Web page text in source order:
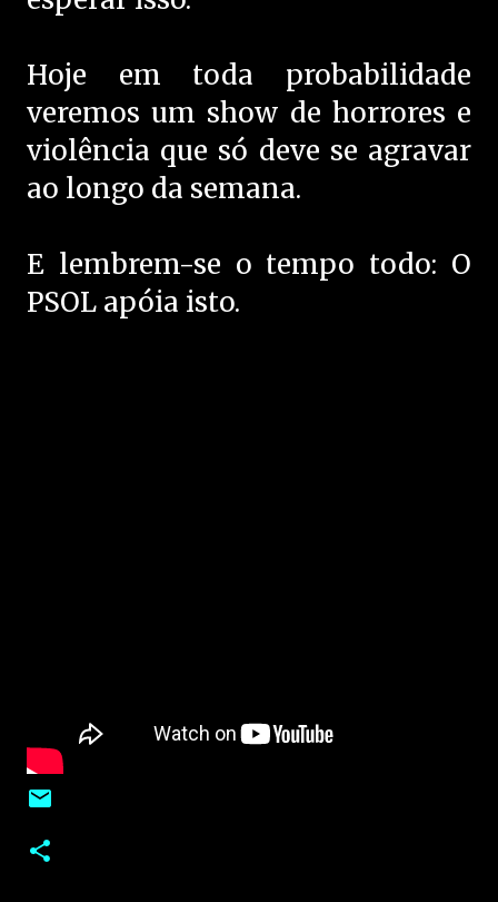
Hoje em toda probabilidade
veremos um show de horrores e
violência que só deve se agravar
ao longo da semana.
E lembrem-se o tempo todo: O
PSOL apóia isto.